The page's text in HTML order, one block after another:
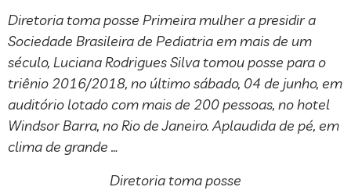
Diretoria toma posse Primeira mulher a presidir a
Sociedade Brasileira de Pediatria em mais de um
século, Luciana Rodrigues Silva tomou posse para o
triênio 2016/2018, no último sábado, 04 de junho, em
auditório lotado com mais de 200 pessoas, no hotel
Windsor Barra, no Rio de Janeiro. Aplaudida de pé, em
clima de grande …
Diretoria toma posse